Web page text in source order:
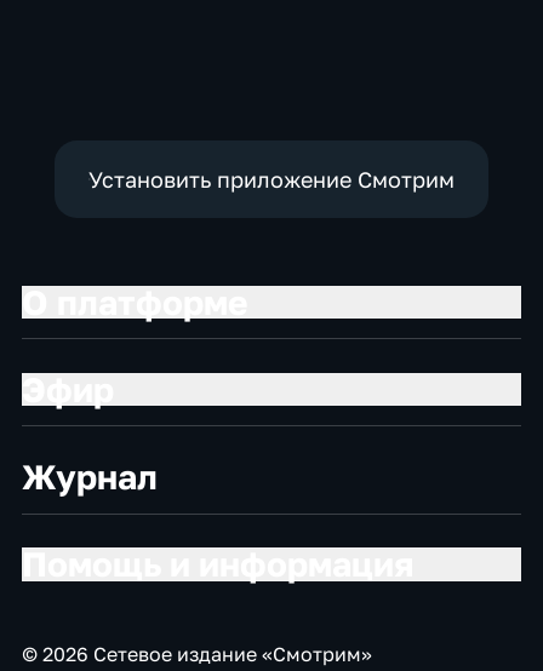
Установить приложение Смотрим
Журнал
© 2026 Сетевое издание «Смотрим»